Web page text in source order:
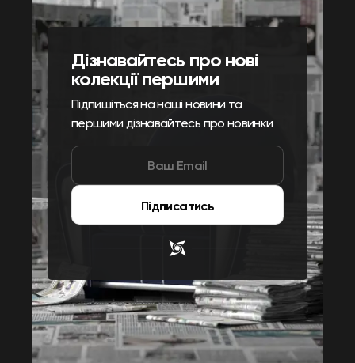
Дізнавайтесь про нові
колекції першими
Підпишіться на наші новини та
першими дізнавайтесь про новинки
Підписатись